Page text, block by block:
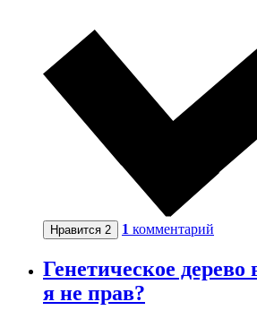
Нравится 2 1 комментарий
Генетическое дерево
я не прав?